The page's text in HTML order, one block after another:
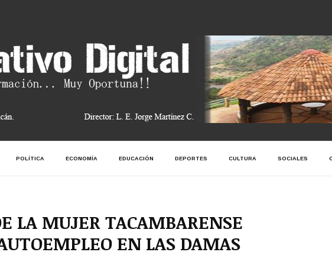
POLÍTICA ECONOMÍA EDUCACIÓN DEPORTES CULTURA SOCIALES
LA MUJER TACAMBARENSE
EN LAS DAMAS